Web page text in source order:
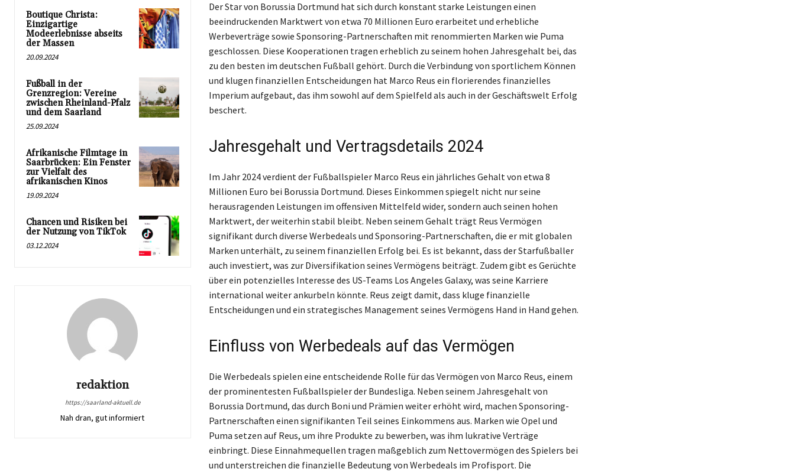
Boutique Christa:
Einzigartige
Modeerlebnisse abseits
der Massen
20.09.2024
Fußball in der
Grenzregion: Vereine
zwischen Rheinland-Pfalz
und dem Saarland
25.09.2024
Afrikanische Filmtage in
Saarbrücken: Ein Fenster
zur Vielfalt des
afrikanischen Kinos
19.09.2024
Chancen und Risiken bei
der Nutzung von TikTok
03.12.2024
redaktion
https://saarland-aktuell.de
Nah dran, gut informiert
Der Star von Borussia Dortmund hat sich durch konstant starke Leistungen einen
beeindruckenden Marktwert von etwa 70 Millionen Euro erarbeitet und erhebliche
Werbeverträge sowie Sponsoring-Partnerschaften mit renommierten Marken wie Puma
geschlossen. Diese Kooperationen tragen erheblich zu seinem hohen Jahresgehalt bei, das
zu den besten im deutschen Fußball gehört. Durch die Verbindung von sportlichem Können
und klugen finanziellen Entscheidungen hat Marco Reus ein florierendes finanzielles
Imperium aufgebaut, das ihm sowohl auf dem Spielfeld als auch in der Geschäftswelt Erfolg
beschert.
Jahresgehalt und Vertragsdetails 2024
Im Jahr 2024 verdient der Fußballspieler Marco Reus ein jährliches Gehalt von etwa 8
Millionen Euro bei Borussia Dortmund. Dieses Einkommen spiegelt nicht nur seine
herausragenden Leistungen im offensiven Mittelfeld wider, sondern auch seinen hohen
Marktwert, der weiterhin stabil bleibt. Neben seinem Gehalt trägt Reus Vermögen
signifikant durch diverse Werbedeals und Sponsoring-Partnerschaften, die er mit globalen
Marken unterhält, zu seinem finanziellen Erfolg bei. Es ist bekannt, dass der Starfußballer
auch investiert, was zur Diversifikation seines Vermögens beiträgt. Zudem gibt es Gerüchte
über ein potenzielles Interesse des US-Teams Los Angeles Galaxy, was seine Karriere
international weiter ankurbeln könnte. Reus zeigt damit, dass kluge finanzielle
Entscheidungen und ein strategisches Management seines Vermögens Hand in Hand gehen.
Einfluss von Werbedeals auf das Vermögen
Die Werbedeals spielen eine entscheidende Rolle für das Vermögen von Marco Reus, einem
der prominentesten Fußballspieler der Bundesliga. Neben seinem Jahresgehalt von
Borussia Dortmund, das durch Boni und Prämien weiter erhöht wird, machen Sponsoring-
Partnerschaften einen signifikanten Teil seines Einkommens aus. Marken wie Opel und
Puma setzen auf Reus, um ihre Produkte zu bewerben, was ihm lukrative Verträge
einbringt. Diese Einnahmequellen tragen maßgeblich zum Nettovermögen des Spielers bei
und unterstreichen die finanzielle Bedeutung von Werbedeals im Profisport. Die